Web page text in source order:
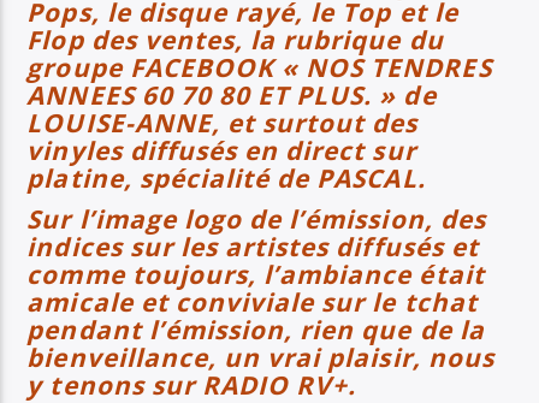
Pops, le disque rayé, le Top et le
Flop des ventes, la rubrique du
groupe FACEBOOK « NOS TENDRES
ANNEES 60 70 80 ET PLUS. » de
LOUISE-ANNE, et surtout des
vinyles diffusés en direct sur
platine, spécialité de PASCAL.
Sur l’image logo de l’émission, des
indices sur les artistes diffusés et
comme toujours, l’ambiance était
amicale et conviviale sur le tchat
pendant l’émission, rien que de la
bienveillance, un vrai plaisir, nous
y tenons sur RADIO RV+.